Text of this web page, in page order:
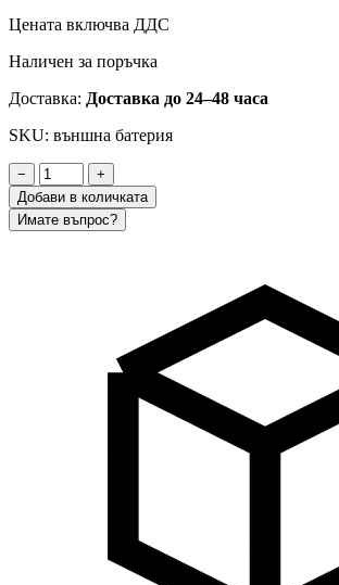
Цената включва ДДС
Наличен за поръчка
Доставка: Доставка до 24–48 часа
SKU: външна батерия
−
+
Добави в количката
Имате въпрос?